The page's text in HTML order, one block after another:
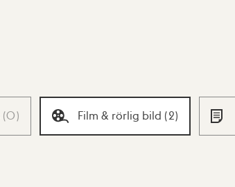
(0) Film & rörlig bild (2)